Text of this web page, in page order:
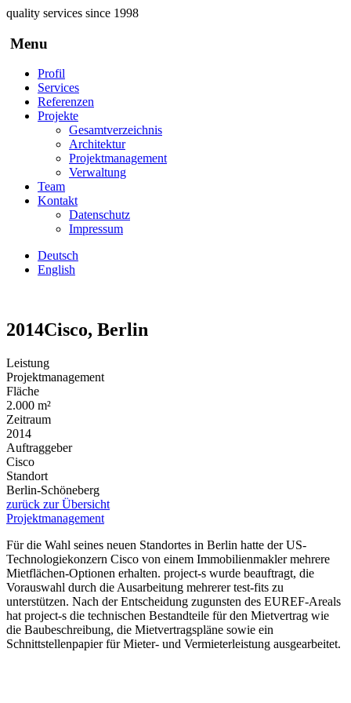
Direkt zum Inhalt
quality services since 1998
Menu
Profil
Services
Referenzen
Projekte
Gesamtverzeichnis
Architektur
Projektmanagement
Verwaltung
Team
Kontakt
Datenschutz
Impressum
Deutsch
English
2014Cisco, Berlin
Leistung
Projektmanagement
Fläche
2.000 m²
Zeitraum
2014
Auftraggeber
Cisco
Standort
Berlin-Schöneberg
zurück zur Übersicht
Projektmanagement
Für die Wahl seines neuen Standortes in Berlin hatte der US-
Technologiekonzern Cisco von einem Immobilienmakler mehrere
Mietflächen-Optionen erhalten. project-s wurde beauftragt, die
Vorauswahl durch die Ausarbeitung mehrerer test-fits zu
unterstützen. Nach der Entscheidung zugunsten des EUREF-Areals
hat project-s die technischen Bestandteile für den Mietvertrag wie
die Baubeschreibung, die Mietvertragspläne sowie ein
Schnittstellenpapier für Mieter- und Vermieterleistung ausgearbeitet.